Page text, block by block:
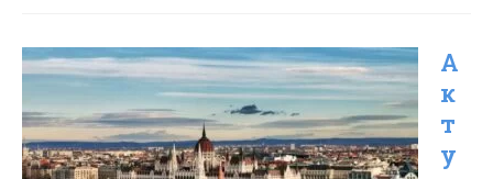
Крым
без
прививки
от
А
к
т
у